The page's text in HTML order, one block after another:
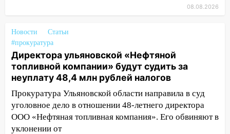
Прокуратура взяла на контроль
Федерации
12:01 Пьяная женщина сбила
шестилетнего ребёнка на улице
Федерации: возбуждено уголовное дело
11:16 В Ульяновске ищут 37-летнего
мужчину, пропавшего ещё 19 июля
10:30 От мотофристайла до прогулки с
08.08.2026
Новости
Статьи
#прокуратура
Директора ульяновской «Нефтяной
топливной компании» будут судить за
неуплату 48,4 млн рублей налогов
Прокуратура Ульяновской области направила в суд
уголовное дело в отношении 48-летнего директора
ООО «Нефтяная топливная компания». Его обвиняют в
уклонении от